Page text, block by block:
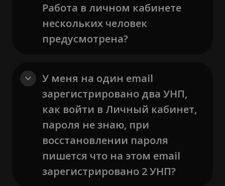
Работа в личном кабинете
нескольких человек
предусмотрена?
У меня на один email
зарегистрировано два УНП,
как войти в Личный кабинет,
пароля не знаю, при
восстановлении пароля
пишется что на этом email
зарегистрировано 2 УНП?